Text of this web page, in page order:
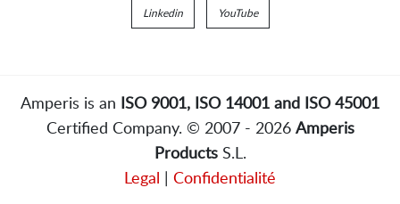
Linkedin YouTube
Amperis is an ISO 9001, ISO 14001 and ISO 45001
Certified Company. © 2007 - 2026 Amperis
ProductsS.L.
Legal | Confidentialité